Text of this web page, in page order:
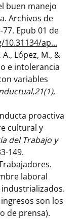
buen manejo
Archivos de
Epub 01 de
ap...
López, M., &
e intolerancia
variables
,
proactiva
cultural y
del Trabajo y
149.
laboral
son los
de prensa).